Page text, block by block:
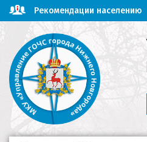
Рекомендации населению